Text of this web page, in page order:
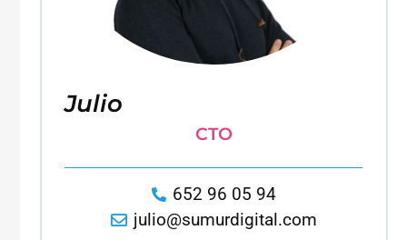
Julio
CTO
652 96 05 94
julio@sumurdigital.com